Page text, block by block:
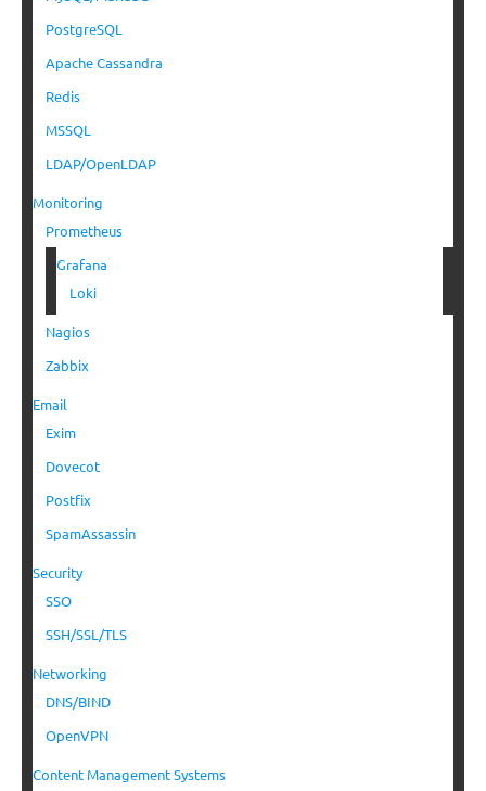
PostgreSQL
Apache Cassandra
Redis
MSSQL
LDAP/OpenLDAP
Monitoring
Prometheus
Grafana
Loki
Nagios
Zabbix
Email
Exim
Dovecot
Postfix
SpamAssassin
Security
SSO
SSH/SSL/TLS
Networking
DNS/BIND
OpenVPN
Content Management Systems